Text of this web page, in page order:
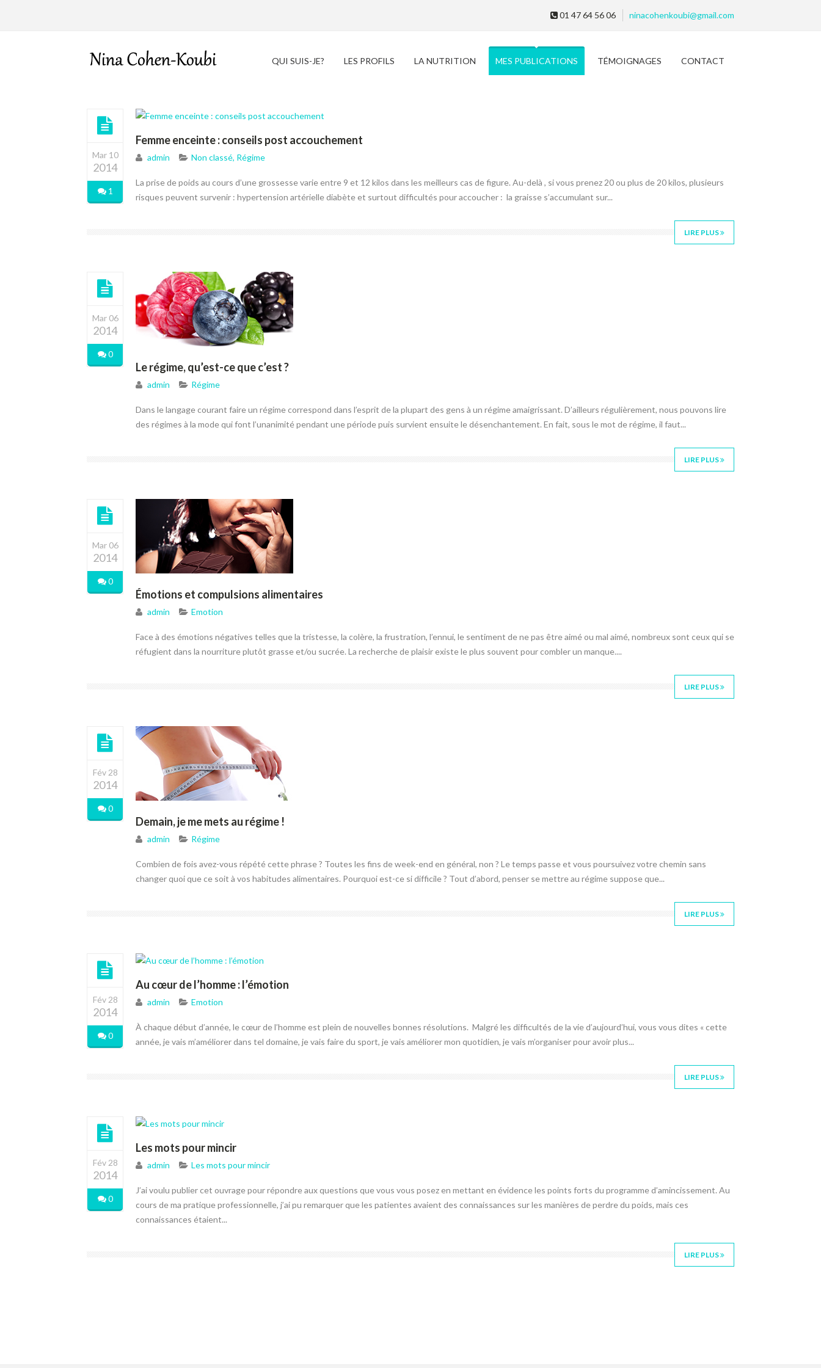
01 47 64 56 06 ninacohenkoubi@gmail.com
QUI SUIS-JE? LES PROFILS LA NUTRITION MES PUBLICATIONS TÉMOIGNAGES CONTACT
Mar 10
2014
1
Femme enceinte : conseils post accouchement
admin Non classé, Régime
La prise de poids au cours d’une grossesse varie entre 9 et 12 kilos dans les meilleurs cas de figure. Au-delà , si vous prenez 20 ou plus de 20 kilos, plusieurs
risques peuvent survenir : hypertension artérielle diabète et surtout difficultés pour accoucher : la graisse s’accumulant sur...
LIRE PLUS
Mar 06
2014
0
Le régime, qu’est-ce que c’est ?
admin Régime
Dans le langage courant faire un régime correspond dans l’esprit de la plupart des gens à un régime amaigrissant. D’ailleurs régulièrement, nous pouvons lire
des régimes à la mode qui font l’unanimité pendant une période puis survient ensuite le désenchantement. En fait, sous le mot de régime, il faut...
LIRE PLUS
Mar 06
2014
0
Émotions et compulsions alimentaires
admin Emotion
Face à des émotions négatives telles que la tristesse, la colère, la frustration, l’ennui, le sentiment de ne pas être aimé ou mal aimé, nombreux sont ceux qui se
réfugient dans la nourriture plutôt grasse et/ou sucrée. La recherche de plaisir existe le plus souvent pour combler un manque....
LIRE PLUS
Fév 28
2014
0
Demain, je me mets au régime !
admin Régime
Combien de fois avez-vous répété cette phrase ? Toutes les fins de week-end en général, non ? Le temps passe et vous poursuivez votre chemin sans
changer quoi que ce soit à vos habitudes alimentaires. Pourquoi est-ce si difficile ? Tout d’abord, penser se mettre au régime suppose que...
LIRE PLUS
Fév 28
2014
0
Au cœur de l’homme : l’émotion
admin Emotion
À chaque début d’année, le cœur de l’homme est plein de nouvelles bonnes résolutions. Malgré les difficultés de la vie d’aujourd’hui, vous vous dites « cette
année, je vais m’améliorer dans tel domaine, je vais faire du sport, je vais améliorer mon quotidien, je vais m’organiser pour avoir plus...
LIRE PLUS
Fév 28
2014
0
Les mots pour mincir
admin Les mots pour mincir
J’ai voulu publier cet ouvrage pour répondre aux questions que vous vous posez en mettant en évidence les points forts du programme d’amincissement. Au
cours de ma pratique professionnelle, j’ai pu remarquer que les patientes avaient des connaissances sur les manières de perdre du poids, mais ces
connaissances étaient...
LIRE PLUS